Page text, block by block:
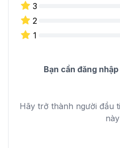
3
2
1
Bạn cần đăng
Hãy trở thành người đầu
này